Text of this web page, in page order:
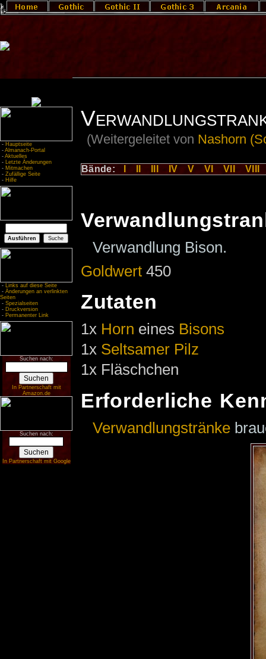
- Hauptseite
- Almanach-Portal
- Aktuelles
- Letzte Änderungen
- Mitmachen
- Zufällige Seite
- Hilfe
- Links auf diese Seite
- Änderungen an verlinkten
Seiten
- Spezialseiten
- Druckversion
- Permanenter Link
Suchen nach:
In Partnerschaft mit
Amazon.de
Suchen nach:
In Partnerschaft mit Google
(Weitergeleitet von Nashorn
Bände: IV V VI VII VIII
Verwandlung Bison.
Goldwert450
Zutaten
1x Horn eines Bisons
1x Seltsamer Pilz
1x Fläschchen
Erforderliche
Verwandlungstränke